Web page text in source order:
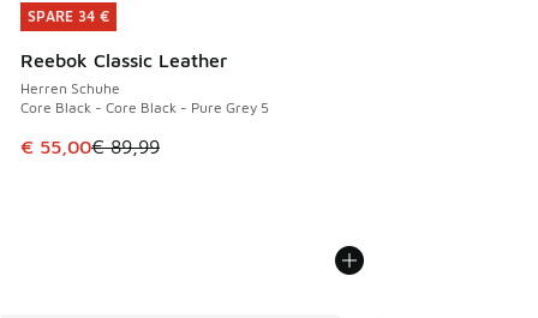
SPARE 34 €
Reebok Classic Leather
Herren Schuhe
Core Black - Core Black - Pure Grey 5
Dieser Artikel ist im Sale. Der Preis ist von € 89,99 auf €
€ 55,00€ 89,99
SPARE 34 €